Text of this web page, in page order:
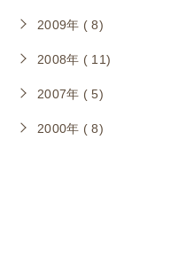
2009年 ( 8)
2008年 ( 11)
2007年 ( 5)
2000年 ( 8)